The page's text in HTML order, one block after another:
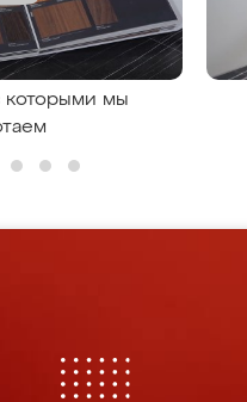
которыми мы